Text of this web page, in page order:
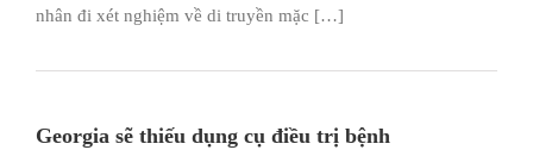
nhân đi xét nghiệm về di truyền mặc […]
Georgia sẽ thiếu dụng cụ điều trị bệnh